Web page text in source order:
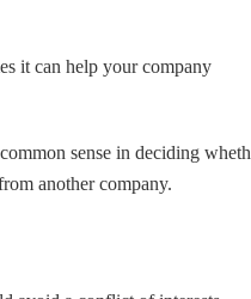
it can help your company
sense in deciding
another company.